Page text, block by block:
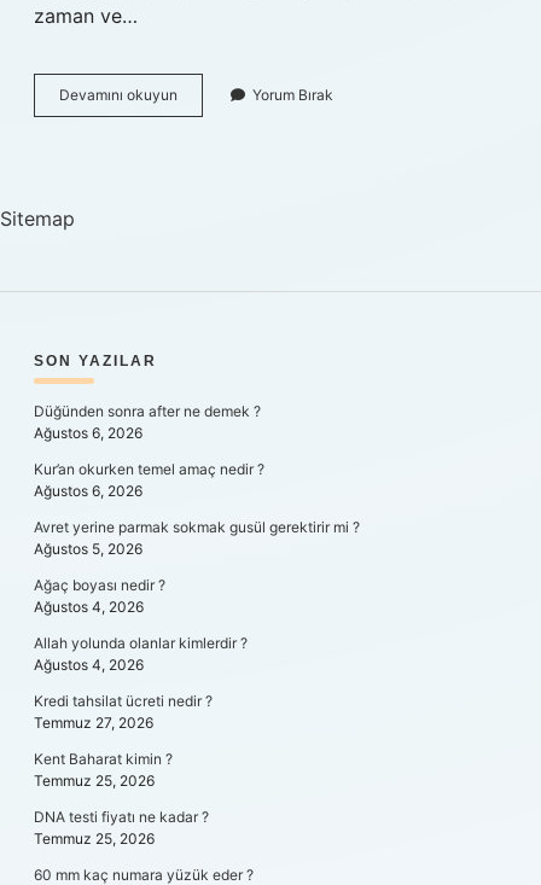
zaman ve…
Devamını okuyun
Müddet
Yorum Bırak
Sitemap
SIDEBAR
SON YAZILAR
Düğünden sonra after ne demek ?
Ağustos 6, 2026
Kur’an okurken temel amaç nedir ?
Ağustos 6, 2026
Avret yerine parmak sokmak gusül gerektirir mi ?
Ağustos 5, 2026
Ağaç boyası nedir ?
Ağustos 4, 2026
Allah yolunda olanlar kimlerdir ?
Ağustos 4, 2026
Kredi tahsilat ücreti nedir ?
Temmuz 27, 2026
Kent Baharat kimin ?
Temmuz 25, 2026
DNA testi fiyatı ne kadar ?
Temmuz 25, 2026
60 mm kaç numara yüzük eder ?